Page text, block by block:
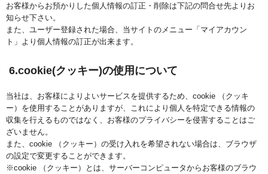
お客様からお預かりした個人情報の訂正・削除は下記の問合せ先よりお
知らせ下さい。
また、ユーザー登録された場合、当サイトのメニュー「マイアカウン
ト」より個人情報の訂正が出来ます。
6.cookie(クッキー)の使用について
当社は、お客様によりよいサービスを提供するため、cookie （クッキ
ー）を使用することがありますが、これにより個人を特定できる情報の
収集を行えるものではなく、お客様のプライバシーを侵害することはご
ざいません。
また、cookie （クッキー）の受け入れを希望されない場合は、ブラウザ
の設定で変更することができます。
※cookie （クッキー）とは、サーバーコンピュータからお客様のブラウ